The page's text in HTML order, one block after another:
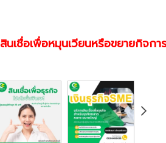
สินเชื่อเพื่อหมุนเวียนหรือขยายกิจกา